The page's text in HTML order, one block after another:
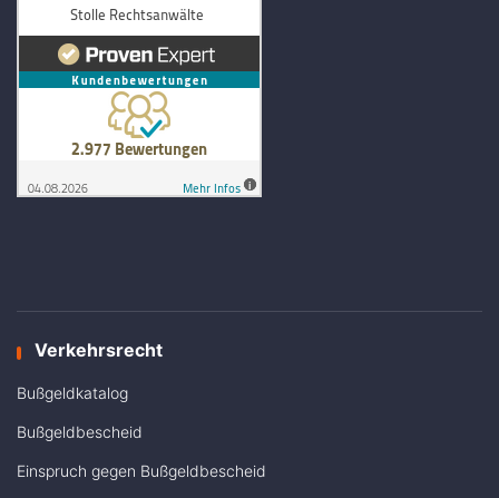
Verkehrsrecht
Bußgeldkatalog
Bußgeldbescheid
Einspruch gegen Bußgeldbescheid